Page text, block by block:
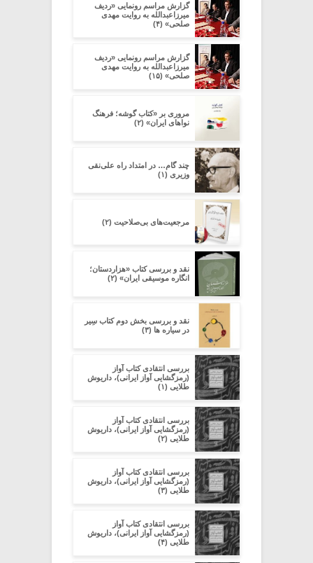
گزارش مراسم رونمایی «ردیف
میرزاعبدالله به روایت مهدی
صلحی» (۴)
گزارش مراسم رونمایی «ردیف
میرزاعبدالله به روایت مهدی
صلحی» (۱۵)
مروری بر «کتاب گوشه؛ فرهنگ
نواهای ایران» (۲)
چند گام… در امتداد راه علی‌نقی
وزیری (۱)
مرجعیت‌های بی‌صلاحیت (۲)
نقد و بررسی کتاب «هزاردستان؛
انگاره موسیقی ایران» (۲)
نقد و بررسی بخش دوم کتاب سِیر
در سیاره ­ها (۳)
بررسی انتقادی کتاب آواز
(رمزگشایی آواز ایرانی)، داریوش
طلایی (۱)
بررسی انتقادی کتاب آواز
(رمزگشایی آواز ایرانی)، داریوش
طلایی (۲)
بررسی انتقادی کتاب آواز
(رمزگشایی آواز ایرانی)، داریوش
طلایی (۳)
بررسی انتقادی کتاب آواز
(رمزگشایی آواز ایرانی)، داریوش
طلایی (۴)